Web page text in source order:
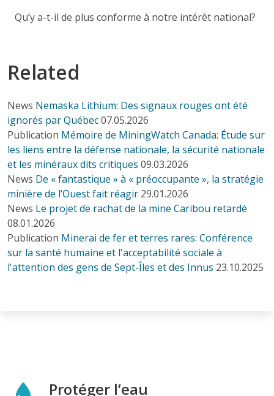
Qu’y a-t-il de plus conforme à notre intérêt national?
Related
News Nemaska Lithium: Des signaux rouges ont été
ignorés par Québec07.05.2026
Publication Mémoire de MiningWatch Canada: Étude sur
les liens entre la défense nationale, la sécurité nationale
et les minéraux dits critiques 09.03.2026
News De « fantastique » à « préoccupante », la stratégie
minière de l’Ouest fait réagir 29.01.2026
News Le projet de rachat de la mine Caribou retardé
08.01.2026
Publication Minerai de fer et terres rares: Conférence
sur la santé humaine et l'acceptabilité sociale à
l'attention des gens de Sept-Îles et des Innus 23.10.2025
Protéger l’eau